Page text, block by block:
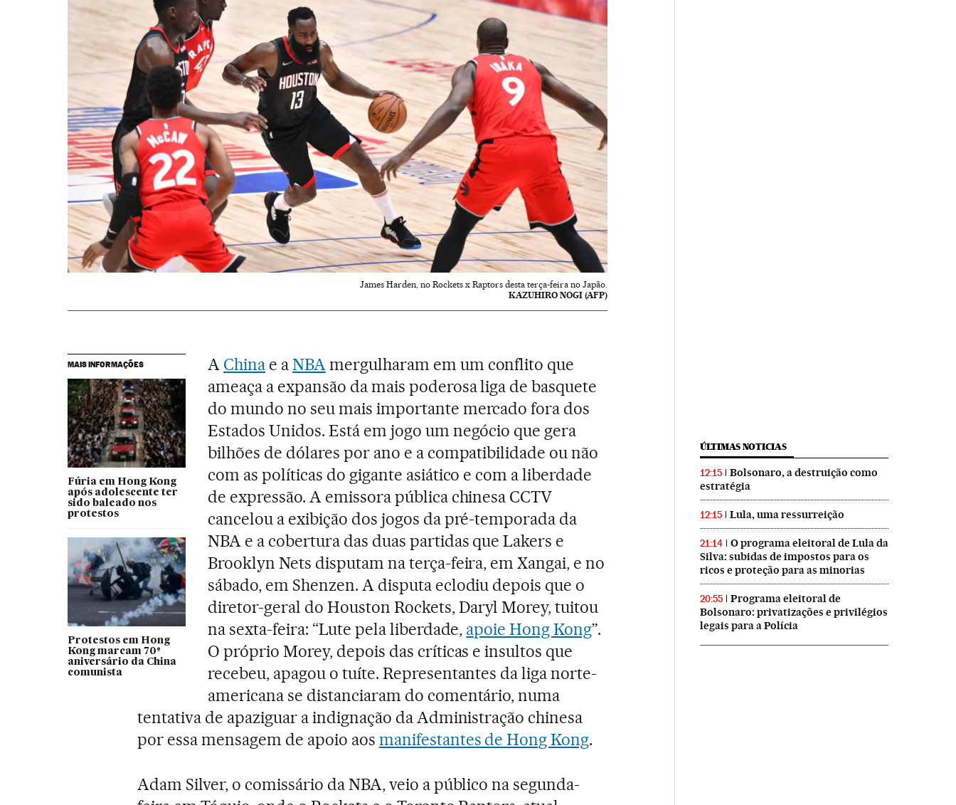
James Harden, no Rockets x Raptors desta terça-feira no Japão.
KAZUHIRO NOGI (AFP)
MAIS INFORMAÇÕES
Fúria em Hong Kong
após adolescente ter
sido baleado nos
protestos
Protestos em Hong
Kong marcam 70º
aniversário da China
comunista
A China e aNBAmergulharam em um conflito que
ameaça a expansão da mais poderosa liga de basquete
do mundo no seu mais importante mercado fora dos
Estados Unidos. Está em jogo um negócio que gera
bilhões de dólares por ano e a compatibilidade ou não
com as políticas do gigante asiático e com a liberdade
de expressão. A emissora pública chinesa CCTV
cancelou a exibição dos jogos da pré-temporada da
NBA e a cobertura das duas partidas que Lakers e
Brooklyn Nets disputam na terça-feira, em Xangai, e no
sábado, em Shenzen. A disputa eclodiu depois que o
diretor-geral do Houston Rockets, Daryl Morey, tuitou
na sexta-feira: “Lute pela liberdade, apoie Hong Kong”.
O próprio Morey, depois das críticas e insultos que
recebeu, apagou o tuíte. Representantes da liga norte-
americana se distanciaram do comentário, numa
tentativa de apaziguar a indignação da Administração chinesa
por essa mensagem de apoio aos manifestantes de Hong Kong.
Adam Silver, o comissário da NBA, veio a público na segunda-
ÚLTIMAS NOTICIAS
12:15
Bolsonaro, a destruição como
estratégia
12:15 Lula, uma ressurreição
21:14
O programa eleitoral de Lula da
Silva: subidas de impostos para os
ricos e proteção para as minorias
20:55
Programa eleitoral de
Bolsonaro: privatizações e privilégios
legais para a Polícia